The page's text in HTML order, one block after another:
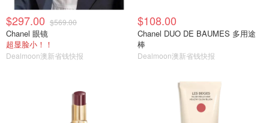
$297.00 $569.00
Chanel 眼镜
超显脸小！！
Dealmoon澳新省钱快报
$108.00
Chanel DUO DE BAUMES 多用途
棒
Dealmoon澳新省钱快报